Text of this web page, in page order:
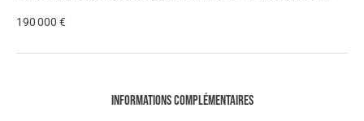
190 000 €
Informations complémentaires